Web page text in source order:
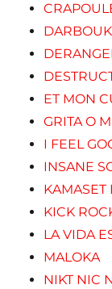
ET MON
GRITA O
I FEEL
INSANE
KAMASET
KICK
LA VIDA
MALOKA
NIKT NIC